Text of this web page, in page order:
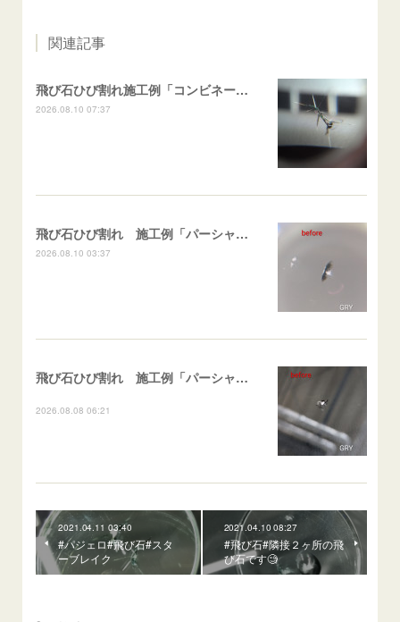
関連記事
飛び石ひび割れ施工例「コンビネーション系・近接２箇所/キケンゾーン範囲」N BOX
2026.08.10 07:37
飛び石ひび割れ 施工例「パーシャル系ハーフムーン系」ハイエース
2026.08.10 03:37
飛び石ひび割れ 施工例「パーシャル系・衝撃点範囲ハマカケ」エスティマ
2026.08.08 06:21
2021.04.11 03:40
#パジェロ#飛び石#スタ
ーブレイク
2021.04.10 08:27
#飛び石#隣接２ヶ所の飛
び石です🧐